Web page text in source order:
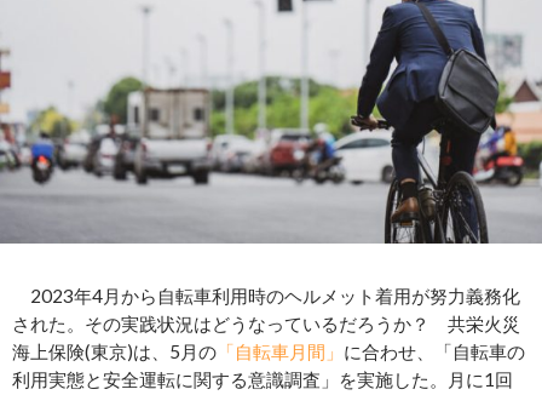
2023年4月から自転車利用時のヘルメット着用が努力義務化
された。その実践状況はどうなっているだろうか？ 共栄火災
海上保険(東京)は、5月の 「自転車月間」 に合わせ、「自転車の
利用実態と安全運転に関する意識調査」を実施した。月に1回